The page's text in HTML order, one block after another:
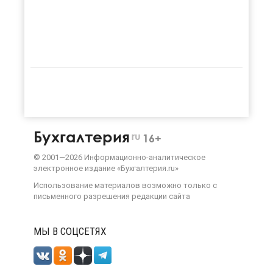
Бухгалтерия ru 16+
© 2001—2026 Информационно-аналитическое
электронное издание «Бухгалтерия.ru»
Использование материалов возможно только с
письменного разрешения редакции сайта
МЫ В СОЦСЕТЯХ